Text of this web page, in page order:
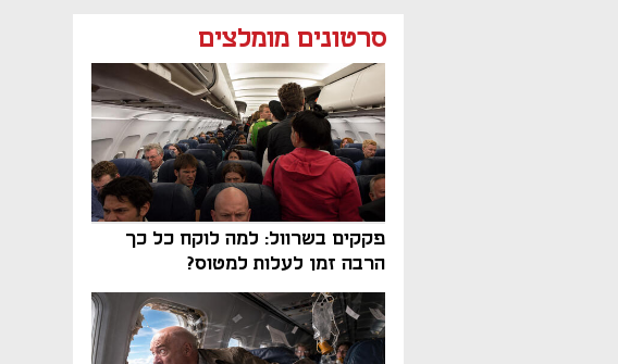
סרטונים מומלצים
פקקים בשרוול: למה לוקח כל כך
הרבה זמן לעלות למטוס?